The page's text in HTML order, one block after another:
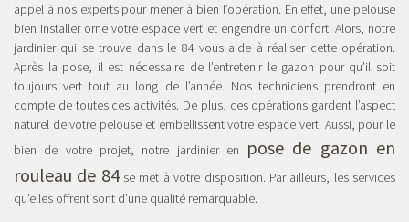
appel à nos experts pour mener à bien l’opération. En effet, une pelouse
bien installer orne votre espace vert et engendre un confort. Alors, notre
jardinier qui se trouve dans le 84 vous aide à réaliser cette opération.
Après la pose, il est nécessaire de l’entretenir le gazon pour qu’il soit
toujours vert tout au long de l’année. Nos techniciens prendront en
compte de toutes ces activités. De plus, ces opérations gardent l’aspect
naturel de votre pelouse et embellissent votre espace vert. Aussi, pour le
bien de votre projet, notre jardinier en
pose de gazon en
rouleau de 84se met à votre disposition. Par ailleurs, les services
qu’elles offrent sont d’une qualité remarquable.